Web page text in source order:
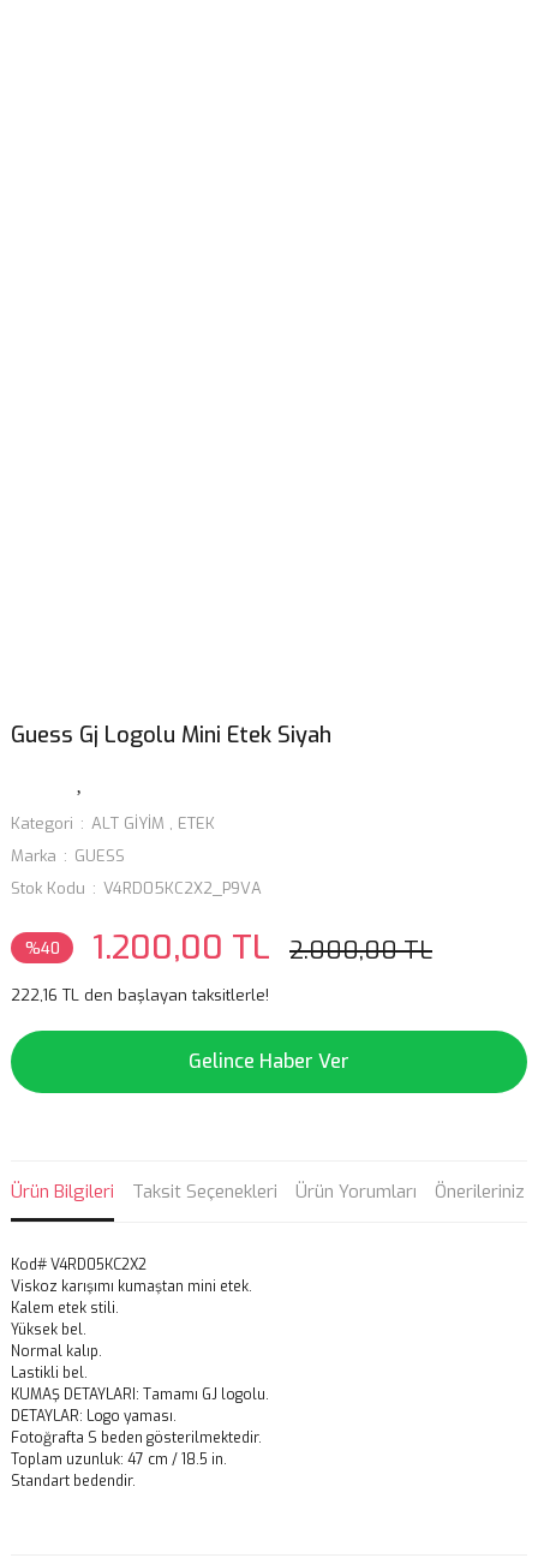
Guess Gj Logolu Mini Etek Siyah
Kategori ALT GİYİM , ETEK
Marka
GUESS
Stok Kodu
V4RD05KC2X2_P9VA
%40 1.200,00 TL 2.000,00 TL
222,16 TL den başlayan taksitlerle!
Gelince Haber Ver
Ürün Bilgileri Taksit Seçenekleri Ürün Yorumları Önerileriniz
Kod# V4RD05KC2X2
Viskoz karışımı kumaştan mini etek.
Kalem etek stili.
Yüksek bel.
Normal kalıp.
Lastikli bel.
KUMAŞ DETAYLARI: Tamamı GJ logolu.
DETAYLAR: Logo yaması.
Fotoğrafta S beden gösterilmektedir.
Toplam uzunluk: 47 cm / 18.5 in.
Standart bedendir.